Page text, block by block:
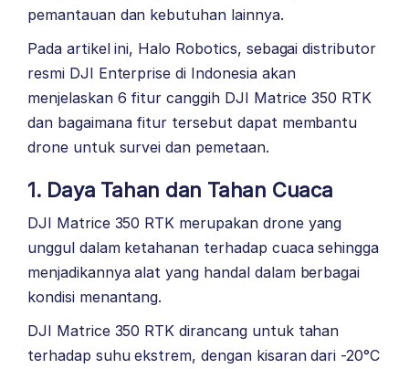
pemantauan dan kebutuhan lainnya.
Pada artikel ini, Halo Robotics, sebagai distributor
resmi DJI Enterprise di Indonesia akan
menjelaskan 6 fitur canggih DJI Matrice 350 RTK
dan bagaimana fitur tersebut dapat membantu
drone untuk survei dan pemetaan.
1. Daya Tahan dan Tahan Cuaca
DJI Matrice 350 RTK merupakan drone yang
unggul dalam ketahanan terhadap cuaca sehingga
menjadikannya alat yang handal dalam berbagai
kondisi menantang.
DJI Matrice 350 RTK dirancang untuk tahan
terhadap suhu ekstrem, dengan kisaran dari -20°C